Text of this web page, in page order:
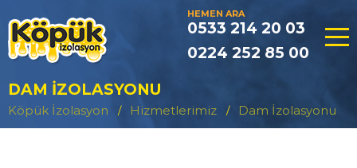
HEMEN ARA
0533 214 20 03
0224 252 85 00
DAM İZOLASYONU
Köpük İzolasyon Hizmetlerimiz Dam İzolasyonu